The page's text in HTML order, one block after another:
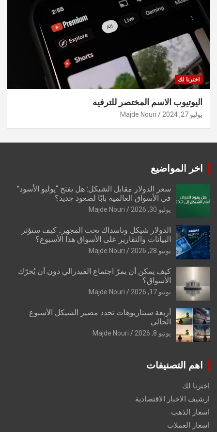
اخترنا لك
اليوتيوب الاسم المختصر للترفيه
يوليو 27, 2024 Majde Nouri
اخر المواضيع
سعر الدولار مقابل الشيكل: هل يفتح “يوليو الأسود”
في الأسواق العالمية بابًا لصعود جديد؟
يوليو 30, 2026 Majde Nouri
الدولار شيكل وناسداك تحت المجهر.. كيف ستؤثر
البيانات والتقارير على الأسواق هذا الأسبوع؟
يونيو 28, 2026 Majde Nouri
كيف يمكن أن يمرّ اجتماع الفيدرالي دون أن يُحرّك
الأسواق؟
يونيو 17, 2026 Majde Nouri
أربعة سيناريوهات تحدد مصير الشيكل الأسبوع
الحالي
يونيو 8, 2026 Majde Nouri
اهم التصنيفات
اخترنا لك
ارشيف الاخبار الاقتصادية
اسعار الذهب
اسعار العملات